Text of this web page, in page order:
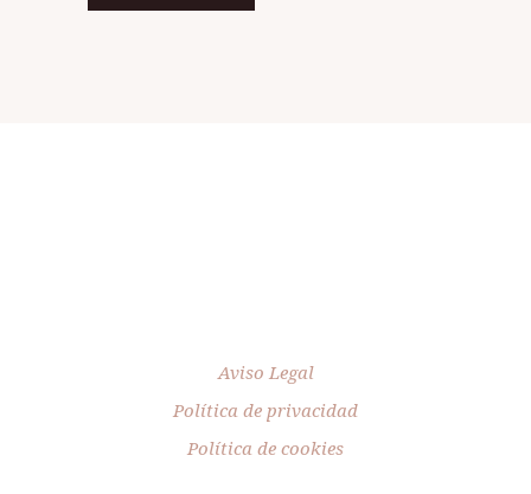
Aviso Legal
Política de privacidad
Política de cookies